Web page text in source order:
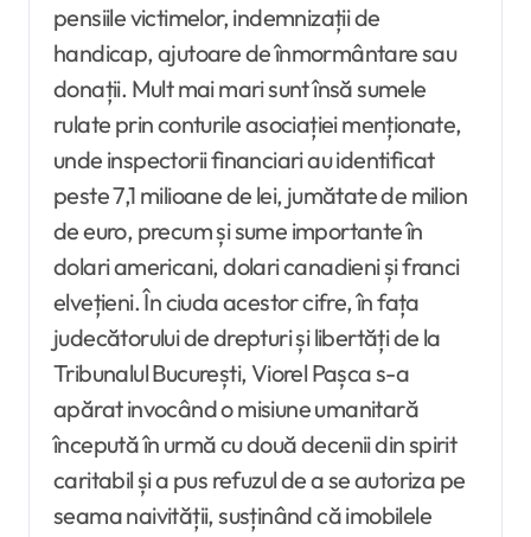
pensiile victimelor, indemnizații de
handicap, ajutoare de înmormântare sau
donații. Mult mai mari sunt însă sumele
rulate prin conturile asociației menționate,
unde inspectorii financiari au identificat
peste 7,1 milioane de lei, jumătate de milion
de euro, precum și sume importante în
dolari americani, dolari canadieni și franci
elvețieni. În ciuda acestor cifre, în fața
judecătorului de drepturi și libertăți de la
Tribunalul București, Viorel Pașca s-a
apărat invocând o misiune umanitară
începută în urmă cu două decenii din spirit
caritabil și a pus refuzul de a se autoriza pe
seama naivității, susținând că imobilele